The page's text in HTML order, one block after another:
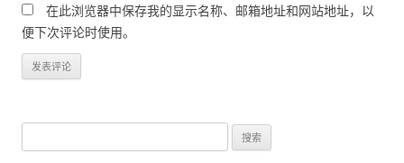
在此浏览器中保存我的显示名称、邮箱地址和网站地址，以
便下次评论时使用。
索：